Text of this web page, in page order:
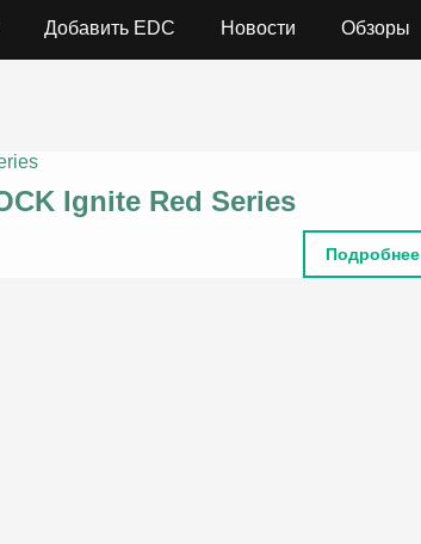
Добавить EDC Новости Обзоры
Ignite Red Series
Подробнее